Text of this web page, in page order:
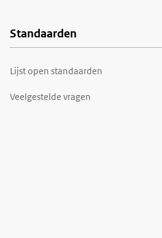
Voet
Standaarden
Lijst open standaarden
Veelgestelde vragen